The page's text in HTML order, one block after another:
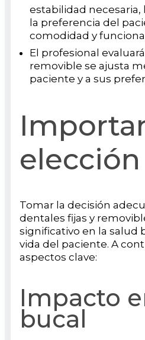
estabilidad necesaria,
la preferencia del
comodidad y
El profesional
removible se ajusta
paciente y a sus
Tomar la decisión
dentales fijas y
significativo en la salud
vida del paciente. A
aspectos clave:
Impacto
bucal